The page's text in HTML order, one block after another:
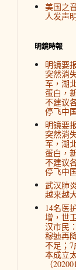
美国之
人发声
明鏡時報
明镜要
突然消
军，湖
蛋白，
不建议
停飞中
明镜要
突然消
军，湖
蛋白，
不建议
停飞中
武汉肺
越来越
14名医
增，世
汉市民
穆迪再
不足；
本成立
（